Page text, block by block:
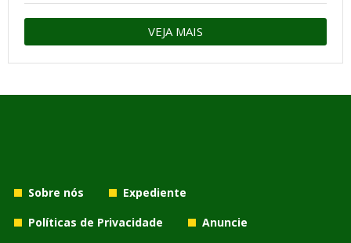
VEJA MAIS
Sobre nós
Expediente
Políticas de Privacidade
Anuncie